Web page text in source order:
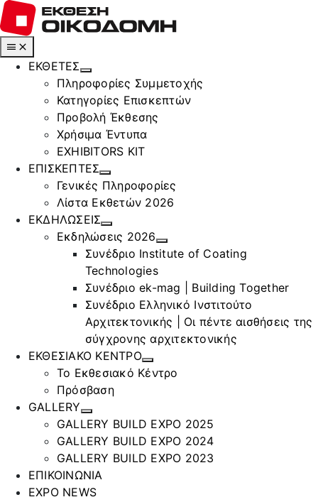
Μετάβαση
στο
περιεχόμενο
Toggle
Navigation
ΕΚΘΕΤΕΣ
Πληροφορίες Συμμετοχής
Κατηγορίες Επισκεπτών
Προβολή Έκθεσης
Χρήσιμα Έντυπα
EXHIBITORS KIT
ΕΠΙΣΚΕΠΤΕΣ
Γενικές Πληροφορίες
Λίστα Εκθετών 2026
ΕΚΔΗΛΩΣΕΙΣ
Εκδηλώσεις 2026
Συνέδριο Institute of Coating
Technologies
Συνέδριο ek-mag | Building Together
Συνέδριο Ελληνικό Ινστιτούτο
Αρχιτεκτονικής | Οι πέντε αισθήσεις της
σύγχρονης αρχιτεκτονικής
ΕΚΘΕΣΙΑΚΟ ΚΕΝΤΡΟ
Το Εκθεσιακό Κέντρο
Πρόσβαση
GALLERY
GALLERY BUILD EXPO 2025
GALLERY BUILD EXPO 2024
GALLERY BUILD EXPO 2023
ΕΠΙΚΟΙΝΩΝΙΑ
EXPO NEWS